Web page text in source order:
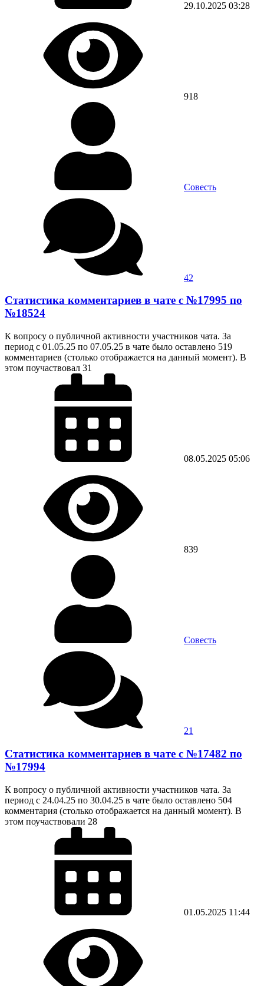
29.10.2025 03:28
918
Совесть
42
Статистика комментариев в чате с №17995 по
№18524
К вопросу о публичной активности участников чата. За
период с 01.05.25 по 07.05.25 в чате было оставлено 519
комментариев (столько отображается на данный момент). В
этом поучаствовал 31
08.05.2025 05:06
839
Совесть
21
Статистика комментариев в чате с №17482 по
№17994
К вопросу о публичной активности участников чата. За
период с 24.04.25 по 30.04.25 в чате было оставлено 504
комментария (столько отображается на данный момент). В
этом поучаствовали 28
01.05.2025 11:44